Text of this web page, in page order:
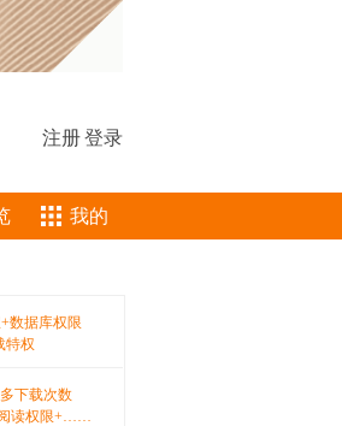
注册登录
我的
数据库权限
特权
下载次数
阅读权限+……